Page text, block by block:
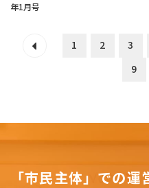
年1月号
1 2 3
9
「市民主体」での